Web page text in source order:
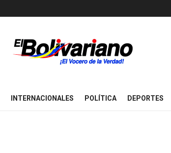
INTERNACIONALES POLÍTICA DEPORTES